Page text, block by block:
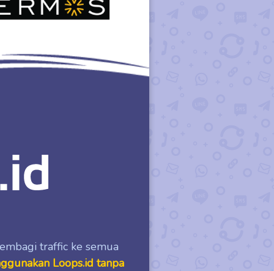
traffic ke semua
Loops.id tanpa